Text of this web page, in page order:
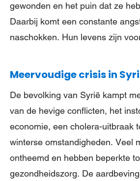
gewonden en het puin dat ze
Daarbij komt een constante
naschokken. Hun levens zijn
Meervoudige crisis in
De bevolking van Syrië kampt
van de hevige conflicten, het
economie, een cholera-uitbraak
winterse omstandigheden. Veel
ontheemd en hebben beperkte
gezondheidszorg. De